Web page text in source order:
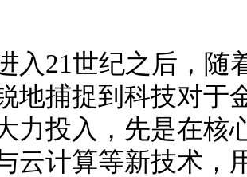
入21世纪之后，随
地捕捉到科技对于
力投入，先是在核
云计算等新技术，